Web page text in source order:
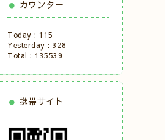
カウンター
Today : 115
Yesterday : 328
Total : 135539
携帯サイト